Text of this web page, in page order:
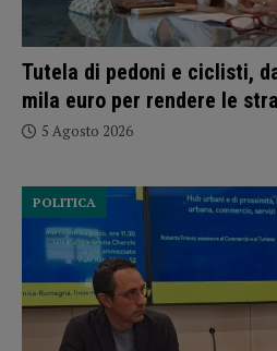
Tutela di pedoni e ciclisti,
mila euro per rendere le
5 Agosto 2026
POLITICA